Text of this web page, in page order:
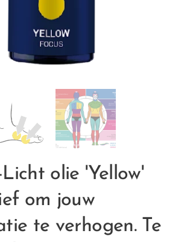
olie 'Yellow'
om jouw
te verhogen. Te